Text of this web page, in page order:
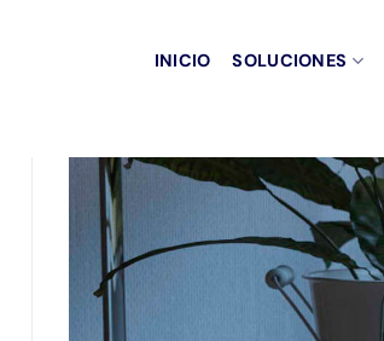
INICIO SOLUCIONES